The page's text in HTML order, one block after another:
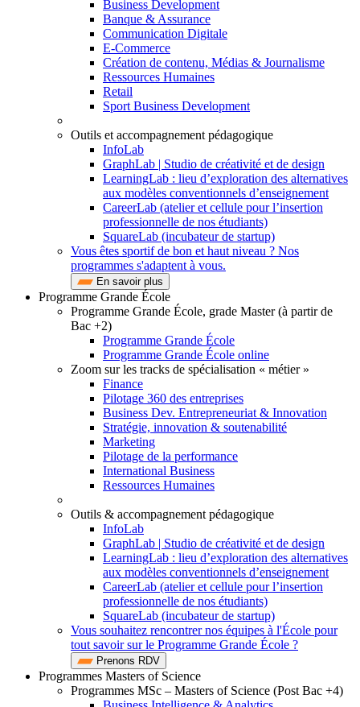
Business Development
Banque & Assurance
Communication Digitale
E-Commerce
Création de contenu, Médias & Journalisme
Ressources Humaines
Retail
Sport Business Development
Outils et accompagnement pédagogique
InfoLab
GraphLab | Studio de créativité et de design
LearningLab : lieu d’exploration des alternatives
aux modèles conventionnels d’enseignement
CareerLab (atelier et cellule pour l’insertion
professionnelle de nos étudiants)
SquareLab (incubateur de startup)
Vous êtes sportif de bon et haut niveau ? Nos
programmes s'adaptent à vous.
En savoir plus
Programme Grande École
Programme Grande École, grade Master (à partir de
Bac +2)
Programme Grande École
Programme Grande École online
Zoom sur les tracks de spécialisation « métier »
Finance
Pilotage 360 des entreprises
Business Dev. Entrepreneuriat & Innovation
Stratégie, innovation & soutenabilité
Marketing
Pilotage de la performance
International Business
Ressources Humaines
Outils & accompagnement pédagogique
InfoLab
GraphLab | Studio de créativité et de design
LearningLab : lieu d’exploration des alternatives
aux modèles conventionnels d’enseignement
CareerLab (atelier et cellule pour l’insertion
professionnelle de nos étudiants)
SquareLab (incubateur de startup)
Vous souhaitez rencontrer nos équipes à l'École pour
tout savoir sur le Programme Grande École ?
Prenons RDV
Programmes Masters of Science
Programmes MSc – Masters of Science (Post Bac +4)